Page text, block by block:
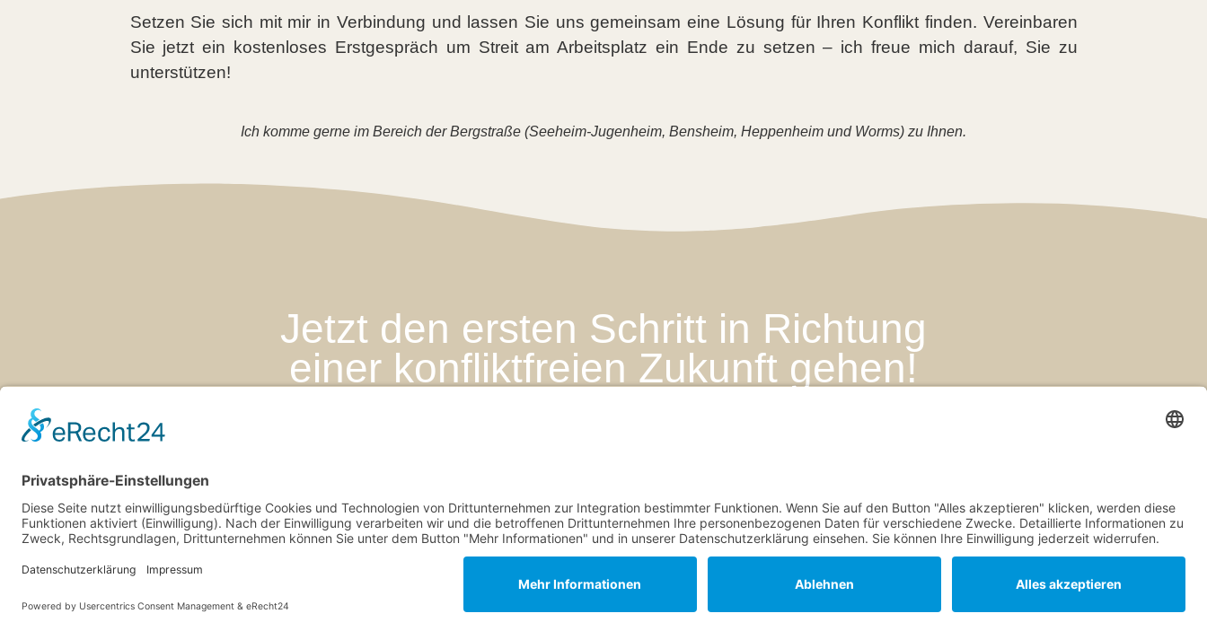
Setzen Sie sich mit mir in Verbindung und lassen Sie uns gemeinsam eine Lösung für Ihren Konflikt finden. Vereinbaren
Sie jetzt ein kostenloses Erstgespräch um Streit am Arbeitsplatz ein Ende zu setzen – ich freue mich darauf, Sie zu
unterstützen!
Ich komme gerne im Bereich der Bergstraße (Seeheim-Jugenheim, Bensheim, Heppenheim und Worms) zu Ihnen.
Jetzt den ersten Schritt in Richtung
einer konfliktfreien Zukunft gehen!
Jens Eggert im Kampe
kontakt@tiefsicht.de
+49 6257 9995 961
Datenschutz